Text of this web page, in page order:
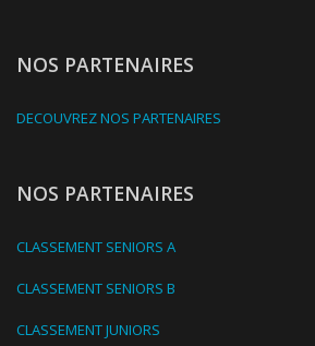
NOS PARTENAIRES
DECOUVREZ NOS PARTENAIRES
NOS PARTENAIRES
CLASSEMENT SENIORS A
CLASSEMENT SENIORS B
CLASSEMENT JUNIORS